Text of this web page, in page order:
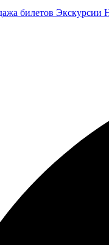
билетов Экскурсии